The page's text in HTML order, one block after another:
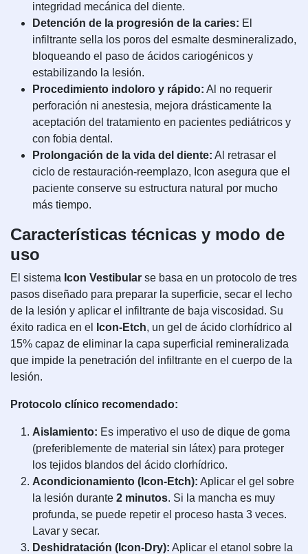
integridad mecánica del diente.
Detención de la progresión de la caries: El
infiltrante sella los poros del esmalte desmineralizado,
bloqueando el paso de ácidos cariogénicos y
estabilizando la lesión.
Procedimiento indoloro y rápido: Al no requerir
perforación ni anestesia, mejora drásticamente la
aceptación del tratamiento en pacientes pediátricos y
con fobia dental.
Prolongación de la vida del diente: Al retrasar el
ciclo de restauración-reemplazo, Icon asegura que el
paciente conserve su estructura natural por mucho
más tiempo.
Características técnicas y modo de
uso
El sistema Icon Vestibular se basa en un protocolo de tres
pasos diseñado para preparar la superficie, secar el lecho
de la lesión y aplicar el infiltrante de baja viscosidad. Su
éxito radica en el
Icon-Etch, un gel de ácido clorhídrico al
15% capaz de eliminar la capa superficial remineralizada
que impide la penetración del infiltrante en el cuerpo de la
lesión.
Protocolo clínico recomendado:
Aislamiento: Es imperativo el uso de dique de goma
(preferiblemente de material sin látex) para proteger
los tejidos blandos del ácido clorhídrico.
Acondicionamiento (Icon-Etch): Aplicar el gel sobre
la lesión durante 2 minutos. Si la mancha es muy
profunda, se puede repetir el proceso hasta 3 veces.
Lavar y secar.
Deshidratación (Icon-Dry): Aplicar el etanol sobre la